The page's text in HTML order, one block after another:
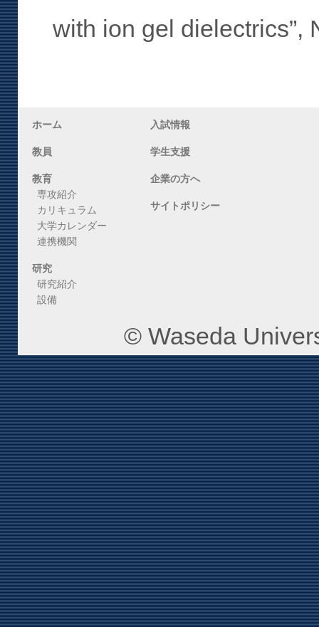
with ion gel dielectrics”,
ホーム
教員
教育
専攻紹介
カリキュラム
大学カレンダー
連携機関
研究
研究紹介
設備
入試情報
学生支援
企業の方へ
サイトポリシー
© Waseda